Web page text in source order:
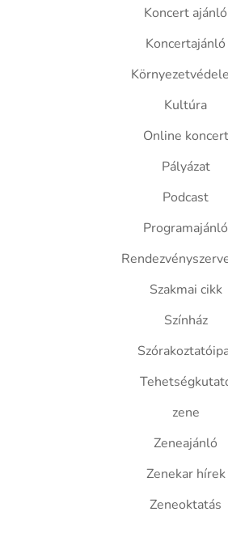
Koncert ajánló
Koncertajánló
Kultúra
Online koncert
Pályázat
Podcast
Programajánló
Szakmai cikk
Színház
zene
Zeneajánló
Zenekar hírek
Zeneoktatás